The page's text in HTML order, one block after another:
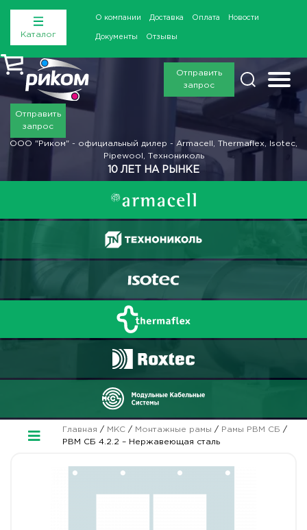
Каталог
О компании Доставка Оплата Новости
Документы Отзывы
Отправить
запрос
Отправить
запрос
ООО "Риком" - официальный дилер - Armacell, Thermaflex, Isotec,
Pipewool, Технониколь
10 ЛЕТ НА РЫНКЕ
Главная / МКС/ Монтажные рамы / Рамы РВМ СБ /
РВМ СБ 4.2.2 – Нержавеющая сталь